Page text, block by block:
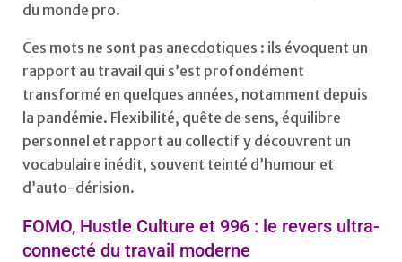
du monde pro.
Ces mots ne sont pas anecdotiques : ils évoquent un
rapport au travail qui s’est profondément
transformé en quelques années, notamment depuis
la pandémie. Flexibilité, quête de sens, équilibre
personnel et rapport au collectif y découvrent un
vocabulaire inédit, souvent teinté d’humour et
d’auto-dérision.
FOMO, Hustle Culture et 996 : le revers ultra-
connecté du travail moderne